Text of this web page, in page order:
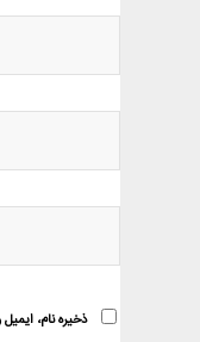
ذخیره نام،